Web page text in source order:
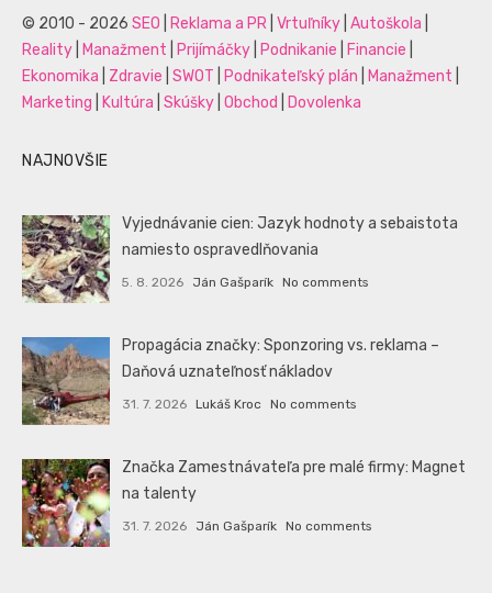
© 2010 - 2026 SEO Reklama a PR Vrtuľníky Autoškola
Reality
Manažment Prijímáčky Podnikanie Financie
Ekonomika
Zdravie SWOT Podnikateľský plán Manažment
Marketing
Kultúra Skúšky Obchod Dovolenka
NAJNOVŠIE
Vyjednávanie cien: Jazyk hodnoty a sebaistota
namiesto ospravedlňovania
5. 8. 2026 Ján Gašparík No comments
Propagácia značky: Sponzoring vs. reklama –
Daňová uznateľnosť nákladov
31. 7. 2026 Lukáš Kroc No comments
Značka Zamestnávateľa pre malé firmy: Magnet
na talenty
31. 7. 2026 Ján Gašparík No comments